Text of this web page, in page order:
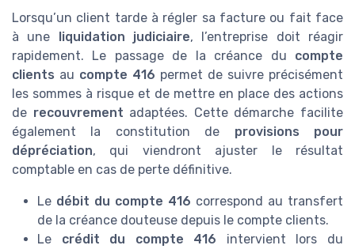
Lorsqu’un client tarde à régler sa facture ou fait face
à une liquidation judiciaire, l’entreprise doit réagir
rapidement. Le passage de la créance du compte
clients au compte 416 permet de suivre précisément
les sommes à risque et de mettre en place des actions
de recouvrement adaptées. Cette démarche facilite
également la constitution de provisions pour
dépréciation, qui viendront ajuster le résultat
comptable en cas de perte définitive.
Le débit du compte 416 correspond au transfert
de la créance douteuse depuis le compte clients.
Le crédit du compte 416 intervient lors du